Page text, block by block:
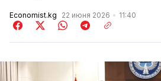
Economist.kg 22 июня 2026 11:40